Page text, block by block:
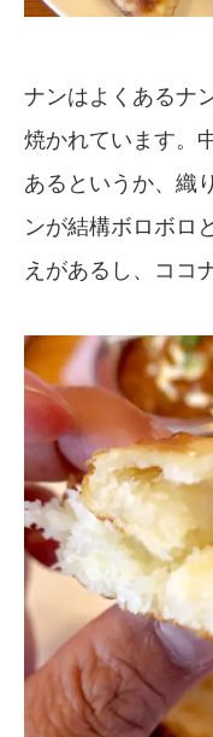
ナンはよくあるナ
焼かれています。
あるというか、織
ンが結構ボロボロ
えがあるし、ココ